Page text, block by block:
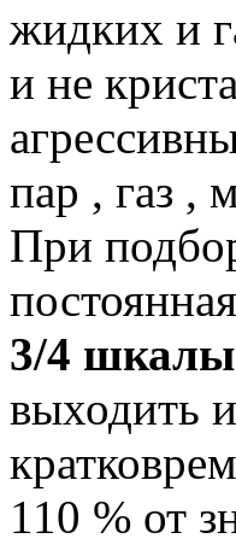
жидких и
и не
пар , газ ,
При
3/4 шкалы
выходить
110 % от